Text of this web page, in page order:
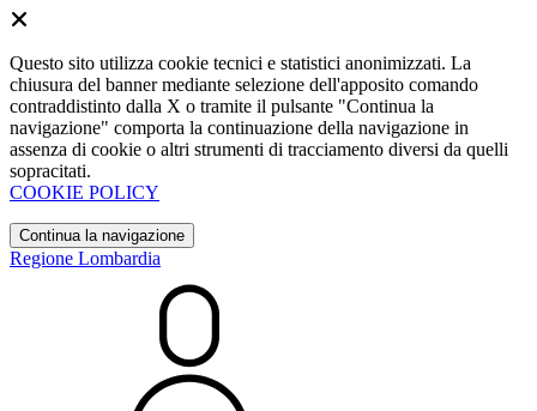
Questo sito utilizza cookie tecnici e statistici anonimizzati. La
chiusura del banner mediante selezione dell'apposito comando
contraddistinto dalla X o tramite il pulsante "Continua la
navigazione" comporta la continuazione della navigazione in
assenza di cookie o altri strumenti di tracciamento diversi da quelli
sopracitati.
COOKIE POLICY
Continua la navigazione
Regione Lombardia